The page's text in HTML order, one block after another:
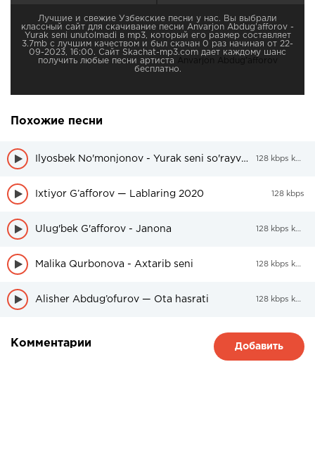
Лучшие и свежие Узбекские песни у нас. Вы выбрали
классный сайт для скачивание песни Anvarjon Abdug'afforov -
Yurak seni unutolmadi в mp3, который его размер составляет
3.7mb с лучшим качеством и был скачан 0 раз начиная от 22-
09-2023, 16:00. Сайт Skachat-mp3.com дает каждому шанс
получить любые песни артиста
Anvarjon Abdug'afforov
бесплатно.
Похожие песни
Ilyosbek No'monjonov - Yurak seni so'rayveradi 128 kbps kbps
Ixtiyor G’afforov — Lablaring 2020 128 kbps
Ulug'bek G'afforov - Janona 128 kbps kbps
Malika Qurbonova - Axtarib seni 128 kbps kbps
Alisher Abdug’ofurov — Ota hasrati 128 kbps kbps
Комментарии Добавить